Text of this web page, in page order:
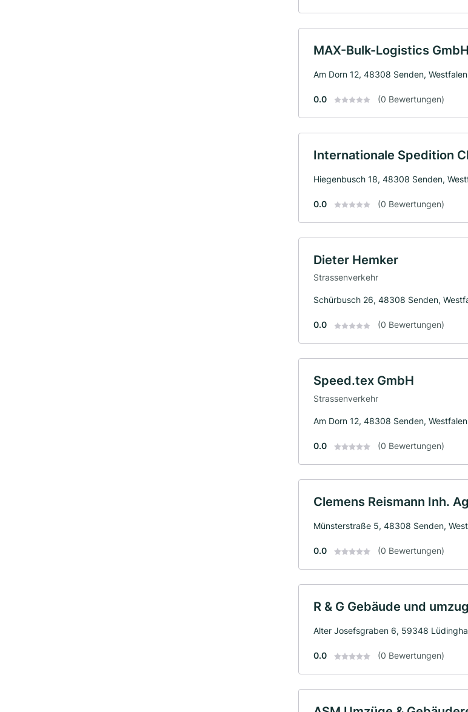
MAX-Bulk-Logistics
Am Dorn 12, 48308 Senden, Westfalen
0.0 (0 Bewertungen)
Internationale Spedition
Hiegenbusch 18, 48308 Senden,
0.0 (0 Bewertungen)
Dieter Hemker
Strassenverkehr
Schürbusch 26, 48308 Senden,
0.0 (0 Bewertungen)
Speed.tex GmbH
Strassenverkehr
Am Dorn 12, 48308 Senden, Westfalen
0.0 (0 Bewertungen)
Clemens Reismann Inh.
Münsterstraße 5, 48308 Senden,
0.0 (0 Bewertungen)
R & G Gebäude und
Alter Josefsgraben 6, 59348
0.0 (0 Bewertungen)